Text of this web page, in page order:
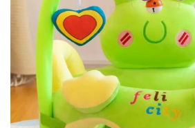
Tablite educative